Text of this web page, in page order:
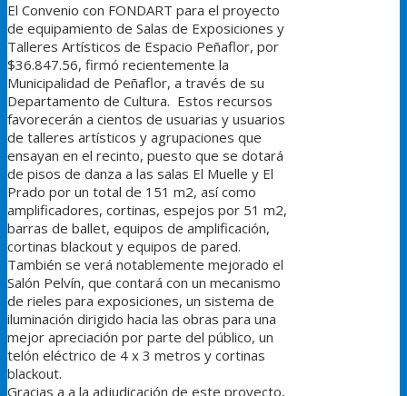
El Convenio con FONDART para el proyecto
de equipamiento de Salas de Exposiciones y
Talleres Artísticos de Espacio Peñaflor, por
$36.847.56, firmó recientemente la
Municipalidad de Peñaflor, a través de su
Departamento de Cultura. Estos recursos
favorecerán a cientos de usuarias y usuarios
de talleres artísticos y agrupaciones que
ensayan en el recinto, puesto que se dotará
de pisos de danza a las salas El Muelle y El
Prado por un total de 151 m2, así como
amplificadores, cortinas, espejos por 51 m2,
barras de ballet, equipos de amplificación,
cortinas blackout y equipos de pared.
También se verá notablemente mejorado el
Salón Pelvín, que contará con un mecanismo
de rieles para exposiciones, un sistema de
iluminación dirigido hacia las obras para una
mejor apreciación por parte del público, un
telón eléctrico de 4 x 3 metros y cortinas
blackout.
Gracias a a la adjudicación de este proyecto,